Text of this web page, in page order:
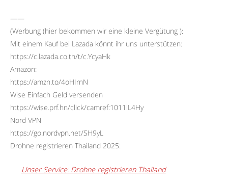
——
(Werbung (hier bekommen wir eine kleine Vergütung ):
Mit einem Kauf bei Lazada könnt ihr uns unterstützen:
https://c.lazada.co.th/t/c.YcyaHk
Amazon:
https://amzn.to/4oHIrnN
Wise Einfach Geld versenden
https://wise.prf.hn/click/camref:1011lL4Hy
Nord VPN
https://go.nordvpn.net/SH9yL
Drohne registrieren Thailand 2025:
Unser Service: Drohne registrieren Thailand